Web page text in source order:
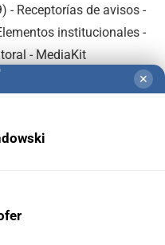
- Receptorías de avisos -
institucionales-
- MediaKit
con:
✕